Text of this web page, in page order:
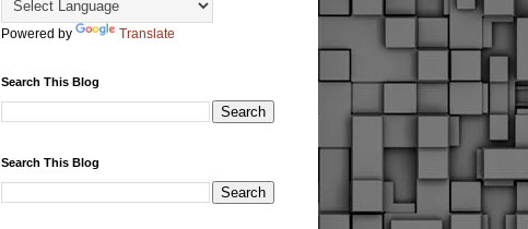
Powered by Translate
Search This Blog
Search This Blog